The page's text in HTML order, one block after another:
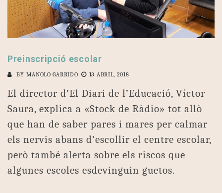
Preinscripció escolar
BY MANOLO GARRIDO 13 ABRIL, 2018
El director d’El Diari de l’Educació, Víctor
Saura, explica a «Stock de Ràdio» tot allò
que han de saber pares i mares per calmar
els nervis abans d’escollir el centre escolar,
però també alerta sobre els riscos que
algunes escoles esdevinguin guetos.